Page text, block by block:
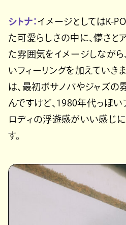
シトナ： イメージとしてはK-
た可愛らしさの中に、儚さと
た雰囲気をイメージしながら
いフィーリングを加えていき
は、最初ボサノバやジャズの
んですけど、1980年代っぽい
ロディの浮遊感がいい感じ
す。